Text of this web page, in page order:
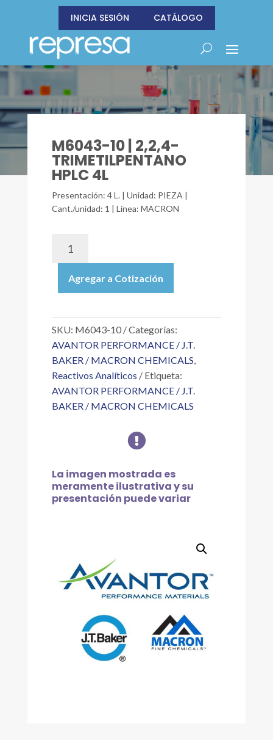
INICIA SESIÓN CATÁLOGO
M6043-10 | 2,2,4-
TRIMETILPENTANO
HPLC 4L
Presentación: 4 L. | Unidad: PIEZA |
Cant./unidad: 1 | Línea: MACRON
2,2,4-
TRIMETILPENTANO
4L
Agregar a Cotización
SKU: M6043-10
Categorías:
AVANTOR PERFORMANCE / J.T.
BAKER / MACRON CHEMICALS,
Reactivos Analíticos
Etiqueta:
AVANTOR PERFORMANCE / J.T.
BAKER / MACRON CHEMICALS

La imagen mostrada es
meramente ilustrativa y su
presentación puede variar